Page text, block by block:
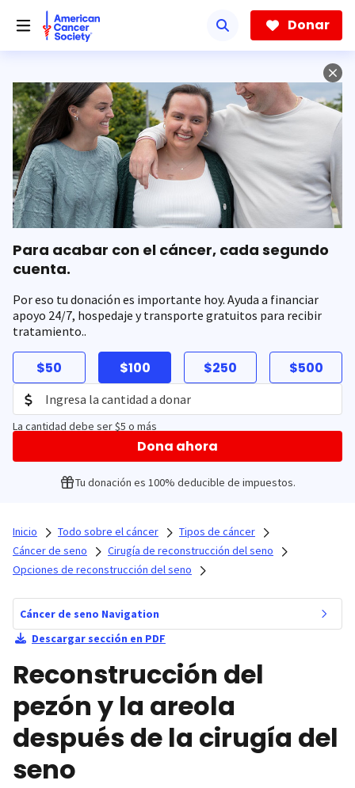
hacia
contenido
Donar
Para acabar con el cáncer, cada segundo
cuenta.
Por eso tu donación es importante hoy. Ayuda a financiar
apoyo 24/7, hospedaje y transporte gratuitos para recibir
tratamiento..
$50 $100 $250 $500
La cantidad debe ser $5 o más
Dona ahora
Tu donación es 100% deducible de impuestos.
Inicio Todo sobre el cáncer
Tipos de cáncer
Cáncer de seno
Cirugía de reconstrucción del seno
Opciones de reconstrucción del seno
Cáncer de seno Navigation
Descargar sección en PDF
Reconstrucción del
pezón y la areola
después de la cirugía del
seno